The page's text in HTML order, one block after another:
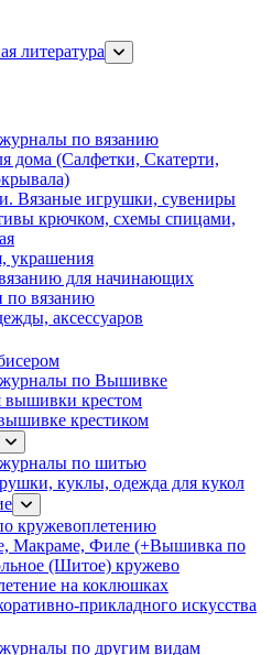
литература
по вязанию
дома (Салфетки, Скатерти,
Вязаные игрушки, сувениры
крючком, схемы спицами,
украшения
для начинающих
по вязанию
аксессуаров
по Вышивке
вышивки крестом
крестиком
по шитью
куклы, одежда для кукол
кружевоплетению
Макраме, Филе (+Вышивка по
(Шитое) кружево
на коклюшках
прикладного искусства
по другим видам